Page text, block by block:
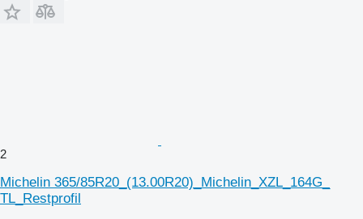
2
Michelin 365/85R20_(13.00R20)_Michelin_XZL_164G_
TL_Restprofil